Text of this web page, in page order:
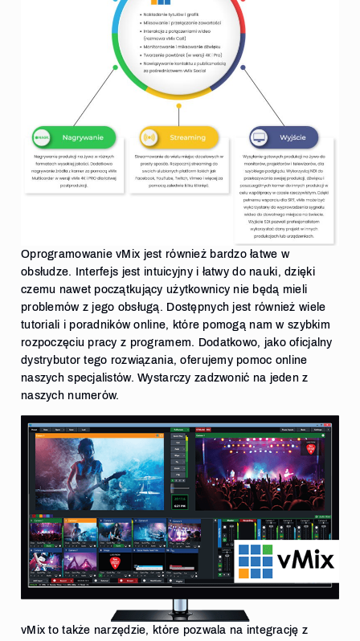
Oprogramowanie vMix jest również bardzo łatwe w
obsłudze. Interfejs jest intuicyjny i łatwy do nauki, dzięki
czemu nawet początkujący użytkownicy nie będą mieli
problemów z jego obsługą. Dostępnych jest również wiele
tutoriali i poradników online, które pomogą nam w szybkim
rozpoczęciu pracy z programem. Dodatkowo, jako oficjalny
dystrybutor tego rozwiązania, oferujemy pomoc online
naszych specjalistów. Wystarczy zadzwonić na jeden z
naszych numerów.
vMix to także narzędzie, które pozwala na integrację z